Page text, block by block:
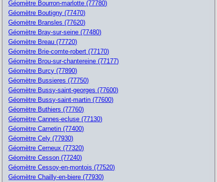
Géomètre Bourron-marlotte (77780)
Géomètre Boutigny (77470)
Géomètre Bransles (77620)
Géomètre Bray-sur-seine (77480)
Géomètre Breau (77720)
Géomètre Brie-comte-robert (77170)
Géomètre Brou-sur-chantereine (77177)
Géomètre Burcy (77890)
Géomètre Bussieres (77750)
Géomètre Bussy-saint-georges (77600)
Géomètre Bussy-saint-martin (77600)
Géomètre Buthiers (77760)
Géomètre Cannes-ecluse (77130)
Géomètre Carnetin (77400)
Géomètre Cely (77930)
Géomètre Cerneux (77320)
Géomètre Cesson (77240)
Géomètre Cessoy-en-montois (77520)
Géomètre Chailly-en-biere (77930)